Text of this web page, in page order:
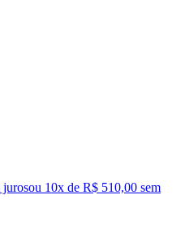
jurosou 10x de R$ 510,00 sem